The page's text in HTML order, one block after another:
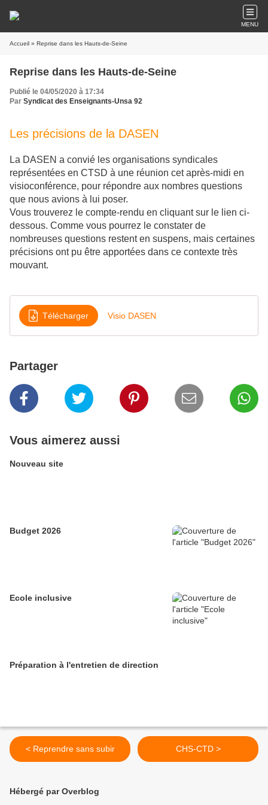
MENU
Accueil » Reprise dans les Hauts-de-Seine
Reprise dans les Hauts-de-Seine
Publié le 04/05/2020 à 17:34
Par Syndicat des Enseignants-Unsa 92
Les précisions de la DASEN
La DASEN a convié les organisations syndicales
représentées en CTSD à une réunion cet après-midi en
visioconférence, pour répondre aux nombres questions
que nous avions à lui poser.
Vous trouverez le compte-rendu en cliquant sur le lien ci-
dessous. Comme vous pourrez le constater de
nombreuses questions restent en suspens, mais certaines
précisions ont pu être apportées dans ce contexte très
mouvant.
Télécharger Visio DASEN
Partager
Vous aimerez aussi
Nouveau site
Budget 2026
Ecole inclusive
Préparation à l'entretien de direction
< Reprendre sans subir CHS-CTD >
Hébergé par Overblog